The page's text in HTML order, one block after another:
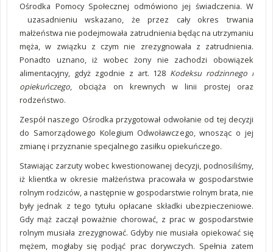
Ośrodka Pomocy Społecznej odmówiono jej świadczenia. W
uzasadnieniu wskazano, że przez cały okres trwania
małżeństwa nie podejmowała zatrudnienia będąc na utrzymaniu
męża, w związku z czym nie zrezygnowała z zatrudnienia.
Ponadto uznano, iż wobec żony nie zachodzi obowiązek
alimentacyjny, gdyż zgodnie z art. 128 Kodeksu rodzinnego i
opiekuńczego, obciąża on krewnych w linii prostej oraz
rodzeństwo.
Zespół naszego Ośrodka przygotował odwołanie od tej decyzji
do Samorządowego Kolegium Odwoławczego, wnosząc o jej
zmianę i przyznanie specjalnego zasiłku opiekuńczego.
Stawiając zarzuty wobec kwestionowanej decyzji, podnosiliśmy,
iż klientka w okresie małżeństwa pracowała w gospodarstwie
rolnym rodziców, a następnie w gospodarstwie rolnym brata, nie
były jednak z tego tytułu opłacane składki ubezpieczeniowe.
Gdy mąż zaczął poważnie chorować, z prac w gospodarstwie
rolnym musiała zrezygnować. Gdyby nie musiała opiekować się
mężem, mogłaby się podjąć prac dorywczych. Spełnia zatem